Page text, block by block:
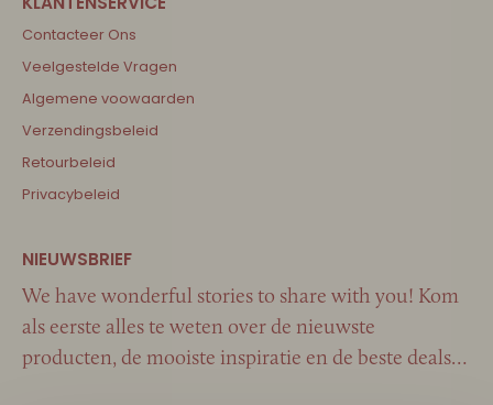
Contacteer Ons
Veelgestelde Vragen
Algemene voowaarden
Verzendingsbeleid
Retourbeleid
Privacybeleid
We have wonderful stories to share with you! Kom
als eerste alles te weten over de nieuwste
producten, de mooiste inspiratie en de beste deals…